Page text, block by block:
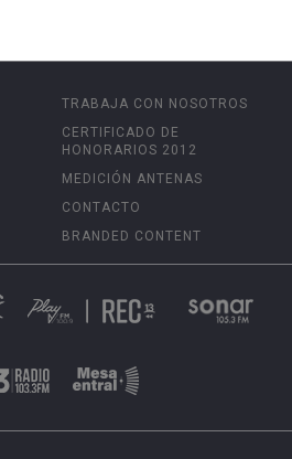
TRABAJA CON NOSOTROS
CERTIFICADO DE
HONORARIOS 2012
MEDICIÓN ANTENAS
CONTACTO
BRANDED CONTENT